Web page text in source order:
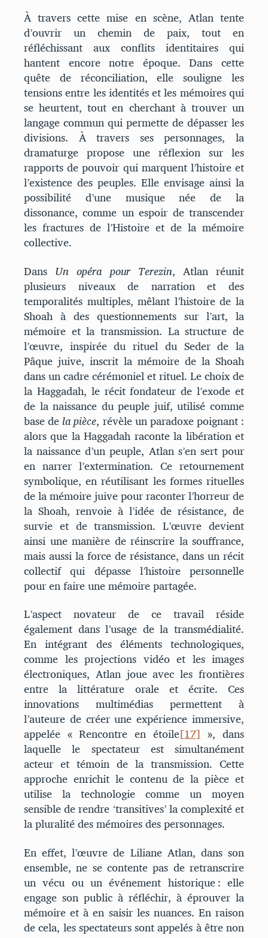
À travers cette mise en scène, Atlan tente
d’ouvrir un chemin de paix, tout en
réfléchissant aux conflits identitaires qui
hantent encore notre époque. Dans cette
quête de réconciliation, elle souligne les
tensions entre les identités et les mémoires qui
se heurtent, tout en cherchant à trouver un
langage commun qui permette de dépasser les
divisions. À travers ses personnages, la
dramaturge propose une réflexion sur les
rapports de pouvoir qui marquent l’histoire et
l’existence des peuples. Elle envisage ainsi la
possibilité d’une musique née de la
dissonance, comme un espoir de transcender
les fractures de l’Histoire et de la mémoire
collective.
Dans Un opéra pour Terezin, Atlan réunit
plusieurs niveaux de narration et des
temporalités multiples, mêlant l’histoire de la
Shoah à des questionnements sur l’art, la
mémoire et la transmission. La structure de
l’œuvre, inspirée du rituel du Seder de la
Pâque juive, inscrit la mémoire de la Shoah
dans un cadre cérémoniel et rituel. Le choix de
la Haggadah, le récit fondateur de l’exode et
de la naissance du peuple juif, utilisé comme
base dela pièce, révèle un paradoxe poignant :
alors que la Haggadah raconte la libération et
la naissance d’un peuple, Atlan s’en sert pour
en narrer l’extermination. Ce retournement
symbolique, en réutilisant les formes rituelles
de la mémoire juive pour raconter l’horreur de
la Shoah, renvoie à l’idée de résistance, de
survie et de transmission. L’œuvre devient
ainsi une manière de réinscrire la souffrance,
mais aussi la force de résistance, dans un récit
collectif qui dépasse l’histoire personnelle
pour en faire une mémoire partagée.
L’aspect novateur de ce travail réside
également dans l’usage de la transmédialité.
En intégrant des éléments technologiques,
comme les projections vidéo et les images
électroniques, Atlan joue avec les frontières
entre la littérature orale et écrite. Ces
innovations multimédias permettent à
l’auteure de créer une expérience immersive,
appelée « Rencontre en étoile[17]», dans
laquelle le spectateur est simultanément
acteur et témoin de la transmission. Cette
approche enrichit le contenu de la pièce et
utilise la technologie comme un moyen
sensible de rendre ‘transitives’ la complexité et
la pluralité des mémoires des personnages.
En effet, l’œuvre de Liliane Atlan, dans son
ensemble, ne se contente pas de retranscrire
un vécu ou un événement historique : elle
engage son public à réfléchir, à éprouver la
mémoire et à en saisir les nuances. En raison
de cela, les spectateurs sont appelés à être non